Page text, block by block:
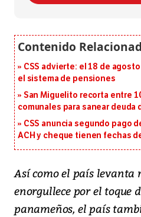
CSS advierte: el 18 de
el sistema de pensiones
San Miguelito recorta entre
comunales para sanear deuda
CSS anuncia segundo pago
ACH y cheque tienen fechas
Así como el país levanta
enorgullece por el toque
panameños, el país